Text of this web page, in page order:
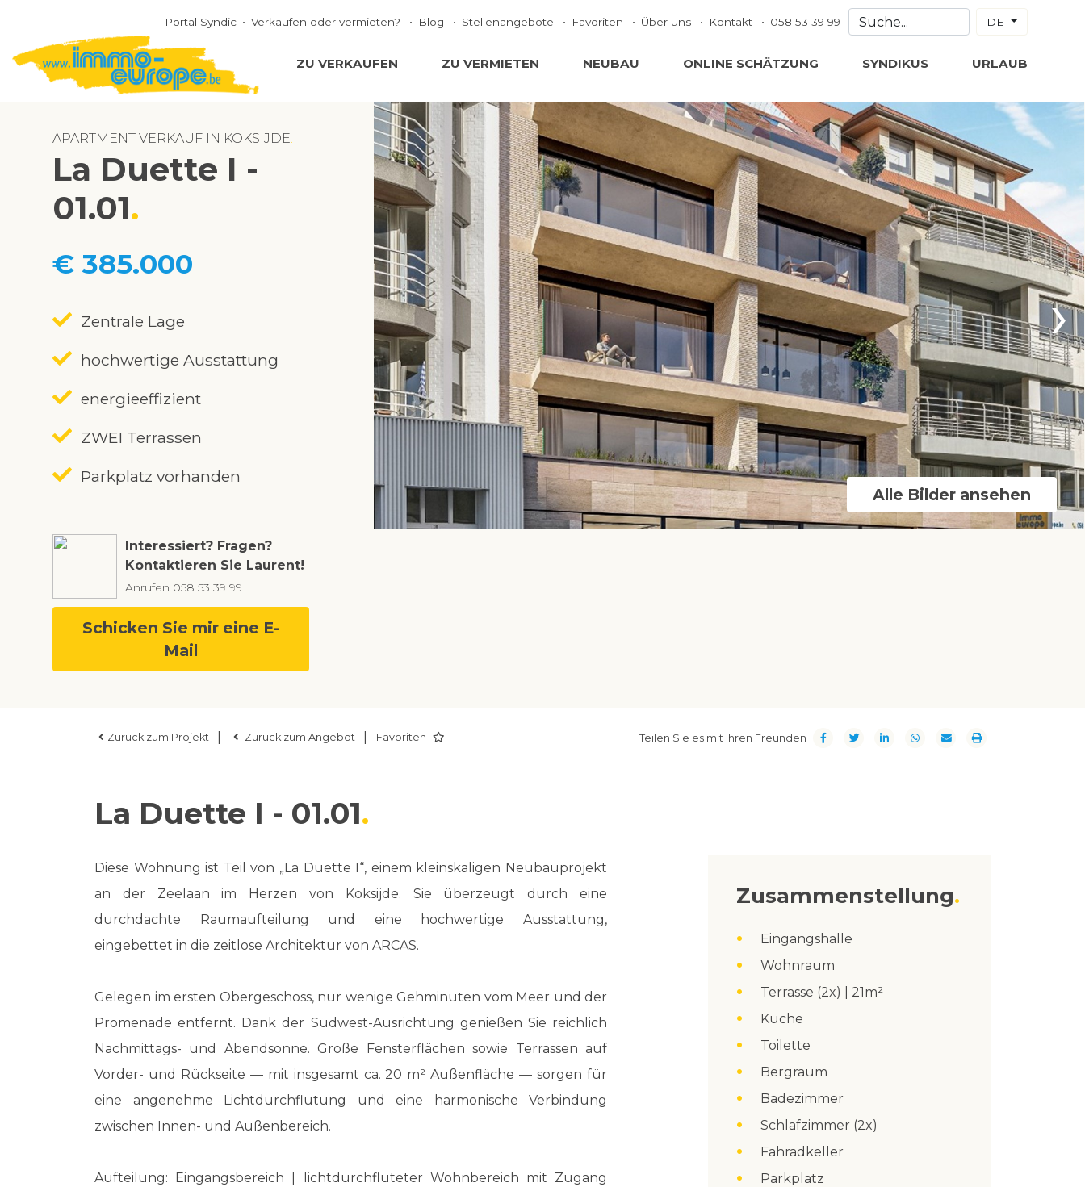
Portal Syndic Verkaufen oder vermieten? Blog Stellenangebote Favoriten Über uns Kontakt 058 53 39 99 DE
ZU VERKAUFEN ZU VERMIETEN NEUBAU ONLINE SCHÄTZUNG SYNDIKUS URLAUB
›
Alle Bilder ansehen
APARTMENT VERKAUF IN KOKSIJDE
La Duette I -
01.01
€ 385.000
Zentrale Lage
hochwertige Ausstattung
energieeffizient
ZWEI Terrassen
Parkplatz vorhanden
Interessiert? Fragen?
Kontaktieren Sie Laurent!
Anrufen 058 53 39 99
Schicken Sie mir eine E-
Mail
Zurück zum Projekt Zurück zum Angebot Favoriten Teilen Sie es mit Ihren Freunden
La Duette I - 01.01
Diese Wohnung ist Teil von „La Duette I“, einem kleinskaligen Neubauprojekt
an der Zeelaan im Herzen von Koksijde. Sie überzeugt durch eine
durchdachte Raumaufteilung und eine hochwertige Ausstattung,
eingebettet in die zeitlose Architektur von ARCAS.
Gelegen im ersten Obergeschoss, nur wenige Gehminuten vom Meer und der
Promenade entfernt. Dank der Südwest-Ausrichtung genießen Sie reichlich
Nachmittags- und Abendsonne. Große Fensterflächen sowie Terrassen auf
Vorder- und Rückseite — mit insgesamt ca. 20 m² Außenfläche — sorgen für
eine angenehme Lichtdurchflutung und eine harmonische Verbindung
zwischen Innen- und Außenbereich.
Aufteilung: Eingangsbereich | lichtdurchfluteter Wohnbereich mit Zugang
Zusammenstellung
Eingangshalle
Wohnraum
Terrasse (2x) | 21m²
Küche
Toilette
Bergraum
Badezimmer
Schlafzimmer (2x)
Fahradkeller
Parkplatz